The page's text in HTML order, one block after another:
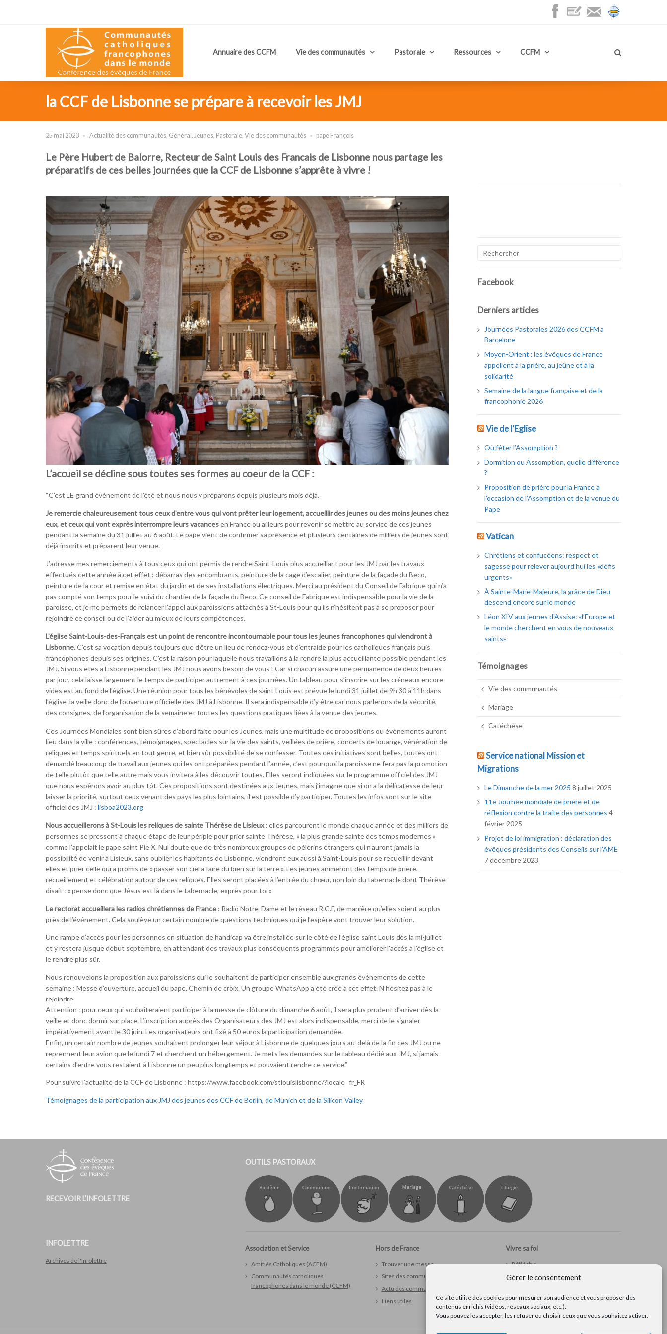
Gérer le consentement
Ce site utilise des cookies pour mesurer son audience et vous proposer des
contenus enrichis (vidéos, réseaux sociaux, etc.).
Vous pouvez les accepter, les refuser ou choisir ceux que vous souhaitez activer.
Annuaire des CCFM Vie des communautés Pastorale Ressources CCFM
la CCF de Lisbonne se prépare à recevoir les JMJ
25 mai 2023 Actualité des communautés, Général , Jeunes, Pastorale, Vie des communautés pape François
Le Père Hubert de Balorre, Recteur de Saint Louis des Francais de Lisbonne nous partage les
préparatifs de ces belles journées que la CCF de Lisbonne s’apprête à vivre !
L’accueil se décline sous toutes ses formes au coeur de la CCF :
“C’est LE grand événement de l’été et nous nous y préparons depuis plusieurs mois déjà.
Je remercie chaleureusement tous ceux d’entre vous qui vont prêter leur logement, accueillir des jeunes ou des moins jeunes chez
eux, et ceux qui vont exprès interrompre leurs vacancesen France ou ailleurs pour revenir se mettre au service de ces jeunes
pendant la semaine du 31 juillet au 6 août. Le pape vient de confirmer sa présence et plusieurs centaines de milliers de jeunes sont
déjà inscrits et préparent leur venue.
J’adresse mes remerciements à tous ceux qui ont permis de rendre Saint-Louis plus accueillant pour les JMJ par les travaux
effectués cette année à cet effet : débarras des encombrants, peinture de la cage d’escalier, peinture de la façade du Beco,
peinture de la cour et remise en état du jardin et de ses installations électriques. Merci au président du Conseil de Fabrique qui n’a
pas compté son temps pour le suivi du chantier de la façade du Beco. Ce conseil de Fabrique est indispensable pour la vie de la
paroisse, et je me permets de relancer l’appel aux paroissiens attachés à St-Louis pour qu’ils n’hésitent pas à se proposer pour
rejoindre ce conseil ou de l’aider au mieux de leurs compétences.
L’église Saint-Louis-des-Français est un point de rencontre incontournable pour tous les jeunes francophones qui viendront à
Lisbonne. C’est sa vocation depuis toujours que d’être un lieu de rendez-vous et d’entraide pour les catholiques français puis
francophones depuis ses origines. C’est la raison pour laquelle nous travaillons à la rendre la plus accueillante possible pendant les
JMJ. Si vous êtes à Lisbonne pendant les JMJ nous avons besoin de vous ! Car si chacun assure une permanence de deux heures
par jour, cela laisse largement le temps de participer autrement à ces journées. Un tableau pour s’inscrire sur les créneaux encore
vides est au fond de l’église. Une réunion pour tous les bénévoles de saint Louis est prévue le lundi 31 juillet de 9h 30 à 11h dans
l’église, la veille donc de l’ouverture officielle des JMJ à Lisbonne. Il sera indispensable d’y être car nous parlerons de la sécurité,
des consignes, de l’organisation de la semaine et toutes les questions pratiques liées à la venue des jeunes.
Ces Journées Mondiales sont bien sûres d’abord faite pour les Jeunes, mais une multitude de propositions ou évènements auront
lieu dans la ville : conférences, témoignages, spectacles sur la vie des saints, veillées de prière, concerts de louange, vénération de
reliques et temps spirituels en tout genre, et bien sûr possibilité de se confesser. Toutes ces initiatives sont belles, toutes ont
demandé beaucoup de travail aux jeunes qui les ont préparées pendant l’année, c’est pourquoi la paroisse ne fera pas la promotion
de telle plutôt que telle autre mais vous invitera à les découvrir toutes. Elles seront indiquées sur le programme officiel des JMJ
que nous espérons avoir au plus tôt. Ces propositions sont destinées aux Jeunes, mais j’imagine que si on a la délicatesse de leur
laisser la priorité, surtout ceux venant des pays les plus lointains, il est possible d’y participer. Toutes les infos sont sur le site
officiel des JMJ : lisboa2023.org
Nous accueillerons à St-Louis les reliques de sainte Thérèse de Lisieux: elles parcourent le monde chaque année et des milliers de
personnes se pressent à chaque étape de leur périple pour prier sainte Thérèse, « la plus grande sainte des temps modernes »
comme l’appelait le pape saint Pie X. Nul doute que de très nombreux groupes de pèlerins étrangers qui n’auront jamais la
possibilité de venir à Lisieux, sans oublier les habitants de Lisbonne, viendront eux aussi à Saint-Louis pour se recueillir devant
elles et prier celle qui a promis de « passer son ciel à faire du bien sur la terre ». Les jeunes animeront des temps de prière,
recueillement et célébration autour de ces reliques. Elles seront placées à l’entrée du chœur, non loin du tabernacle dont Thérèse
disait : « pense donc que Jésus est là dans le tabernacle, exprès pour toi »
Le rectorat accueillera les radios chrétiennes de France : Radio Notre-Dame et le réseau R.C.F, de manière qu’elles soient au plus
près de l’événement. Cela soulève un certain nombre de questions techniques qui je l’espère vont trouver leur solution.
Une rampe d’accès pour les personnes en situation de handicap va être installée sur le côté de l’église saint Louis dès la mi-juillet
et y restera jusque début septembre, en attendant des travaux plus conséquents programmés pour améliorer l’accès à l’église et
le rendre plus sûr.
Nous renouvelons la proposition aux paroissiens qui le souhaitent de participer ensemble aux grands évènements de cette
semaine : Messe d’ouverture, accueil du pape, Chemin de croix. Un groupe WhatsApp a été créé à cet effet. N’hésitez pas à le
rejoindre.
Attention : pour ceux qui souhaiteraient participer à la messe de clôture du dimanche 6 août, il sera plus prudent d’arriver dès la
veille et donc dormir sur place. L’inscription auprès des Organisateurs des JMJ est alors indispensable, merci de le signaler
impérativement avant le 30 juin. Les organisateurs ont fixé à 50 euros la participation demandée.
Enfin, un certain nombre de jeunes souhaitent prolonger leur séjour à Lisbonne de quelques jours au-delà de la fin des JMJ ou ne
reprennent leur avion que le lundi 7 et cherchent un hébergement. Je mets les demandes sur le tableau dédié aux JMJ, si jamais
certains d’entre vous restaient à Lisbonne un peu plus longtemps et pouvaient rendre ce service.”
Pour suivre l’actualité de la CCF de Lisbonne : https://www.facebook.com/stlouislisbonne/?locale=fr_FR
Témoignages de la participation aux JMJ des jeunes des CCF de Berlin, de Munich et de la Silicon Valley
Facebook
Derniers articles
Journées Pastorales 2026 des CCFM à
Barcelone
Moyen-Orient : les évêques de France
appellent à la prière, au jeûne et à la
solidarité
Semaine de la langue française et de la
francophonie 2026
Vie de l’Eglise
Où fêter l’Assomption ?
Dormition ou Assomption, quelle différence
?
Proposition de prière pour la France à
l’occasion de l’Assomption et de la venue du
Pape
Vatican
Chrétiens et confucéens: respect et
sagesse pour relever aujourd’hui les «défis
urgents»
À Sainte-Marie-Majeure, la grâce de Dieu
descend encore sur le monde
Léon XIV aux jeunes d'Assise: «l’Europe et
le monde cherchent en vous de nouveaux
saints»
Témoignages
Vie des communautés
Mariage
Catéchèse
Service national Mission et
Migrations
Le Dimanche de la mer 2025 8 juillet 2025
11e Journée mondiale de prière et de
réflexion contre la traite des personnes 4
février 2025
Projet de loi immigration : déclaration des
évêques présidents des Conseils sur l’AME
7 décembre 2023
RECEVOIR L’INFOLETTRE
INFOLETTRE
Archives de l'Infolettre
OUTILS PASTORAUX
Association et Service
Amitiés Catholiques (ACFM)
Communautés catholiques
francophones dans le monde (CCFM)
Hors de France
Trouver une messe
Sites des communautés
Actu des communautés
Liens utiles
Vivre sa foi
Réfléchir
Prier